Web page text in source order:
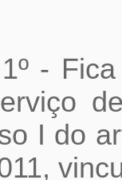
-
I do